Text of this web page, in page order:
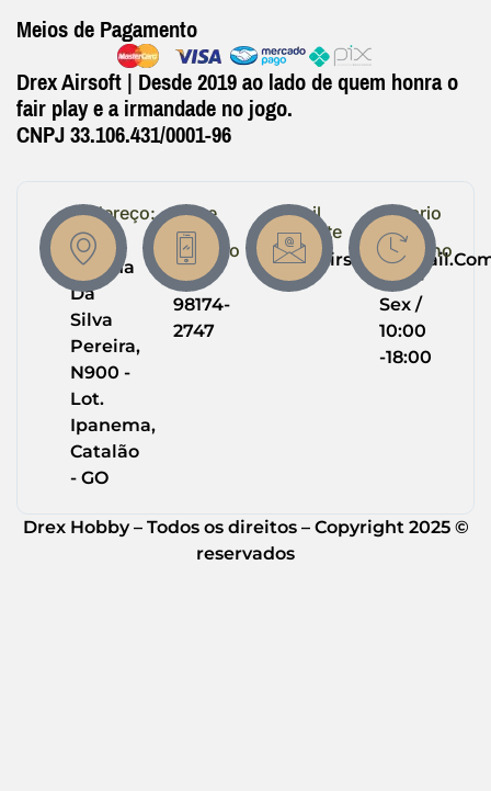
Meios de Pagamento
Drex Airsoft | Desde 2019 ao lado de quem honra o
fair play e a irmandade no jogo.
CNPJ 33.106.431/0001-96
Endereço:
R.
Helena
Da
Silva
Pereira,
N900 -
Lot.
Ipanema,
Catalão
- GO
Entre
em
Contato
(64)
98174-
2747
Email
Suporte
Horario
de
Trabalho
Seg -
Sex /
10:00
-18:00
Drex Hobby – Todos os direitos – Copyright 2025 ©
reservados